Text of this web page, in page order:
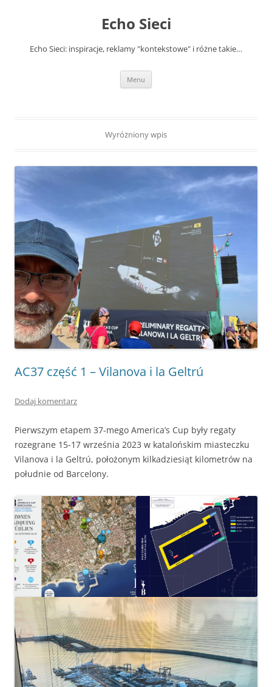
Echo Sieci
Echo Sieci: inspiracje, reklamy "kontekstowe" i różne takie…
Menu
Wyróżniony wpis
AC37 część 1 – Vilanova i la Geltrú
Dodaj komentarz
Pierwszym etapem 37-mego America’s Cup były regaty
rozegrane 15-17 września 2023 w katalońskim miasteczku
Vilanova i la Geltrú, położonym kilkadziesiąt kilometrów na
południe od Barcelony.